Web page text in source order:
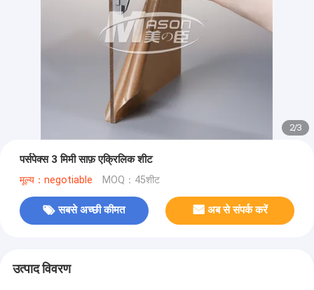
2/3
पर्सपेक्स 3 मिमी साफ़ एक्रिलिक शीट
मूल्य：negotiable MOQ：45शीट
सबसे अच्छी कीमत अब से संपर्क करें
उत्पाद विवरण